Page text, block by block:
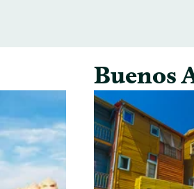
Buenos